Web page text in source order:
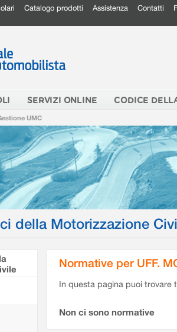
Catalogo prodotti Assistenza Contatti
SERVIZI ONLINE CODICE
UMC
della Motorizzazione
Normative per UFF.
In questa pagina puoi
Non ci sono normative